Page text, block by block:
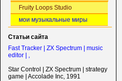
Fruity Loops Studio
мои музыкальные миры
Статьи сайта
Fast Tracker | ZX Spectrum | music
editor | ,
Star Control | ZX Spectrum | strategy
game | Accolade Inc, 1991